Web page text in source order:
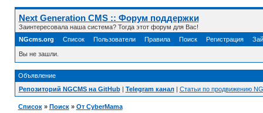
Next Generation CMS :: Форум поддержки
Заинтересовала наша система? Тогда этот форум для Вас!
NGcms.org
Список Пользователи Правила Поиск Регистрация
Вы не зашли.
Объявление
Репозиторий NGCMS на GitHub| Telegram канал| Статьи по продвижению
Список » Поиск » От CyberMama